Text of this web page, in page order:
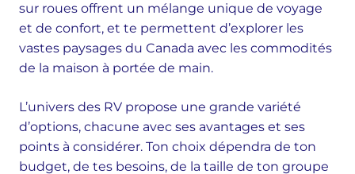
sur roues offrent un mélange unique de voyage
et de confort, et te permettent d’explorer les
vastes paysages du Canada avec les commodités
de la maison à portée de main.
L’univers des RV propose une grande variété
d’options, chacune avec ses avantages et ses
points à considérer. Ton choix dépendra de ton
budget, de tes besoins, de la taille de ton groupe